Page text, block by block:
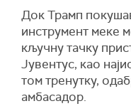
Док Трамп
инструмент меке
кључну тачку
Јувентус, као
том тренутку,
амбасадор.